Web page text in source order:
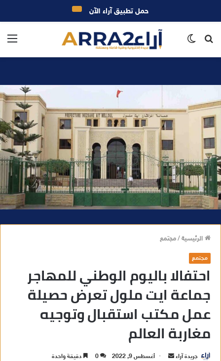
بحث
الرئيسية/مجتمع
مجتمع
احتفالا باليوم الوطني للمهاجر
جماعة ايت ملول تعرض حصيلة
عمل مكتب استقبال وتوجيه
مغاربة العالم
جريدة آراء أغسطس 9, 2022 0 دقيقة واحدة
حمل تطبيق آراء الآن